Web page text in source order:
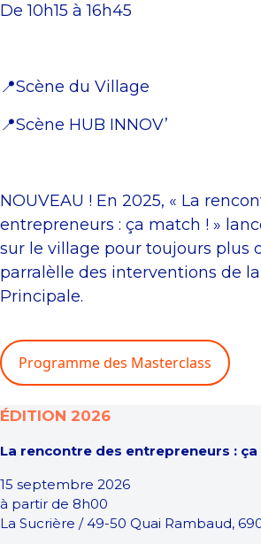
De 10h15 à 16h45
📍Scène du Village
📍Scène HUB INNOV’
NOUVEAU ! En 2025, « La
entrepreneurs : ça match ! »
sur le village pour toujours plus
parralèlle des interventions de
Principale.
Programme des Masterclass
ÉDITION 2026
La rencontre des entrepreneurs : ça
15 septembre 2026
à partir de 8h00
La Sucrière / 49-50 Quai Rambaud,